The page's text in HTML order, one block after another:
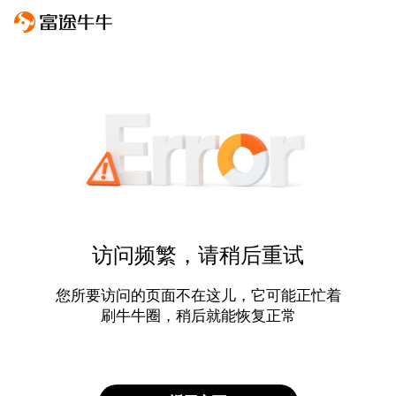
访问频繁，请稍后重试
您所要访问的页面不在这儿，它可能正忙着
刷牛牛圈，稍后就能恢复正常